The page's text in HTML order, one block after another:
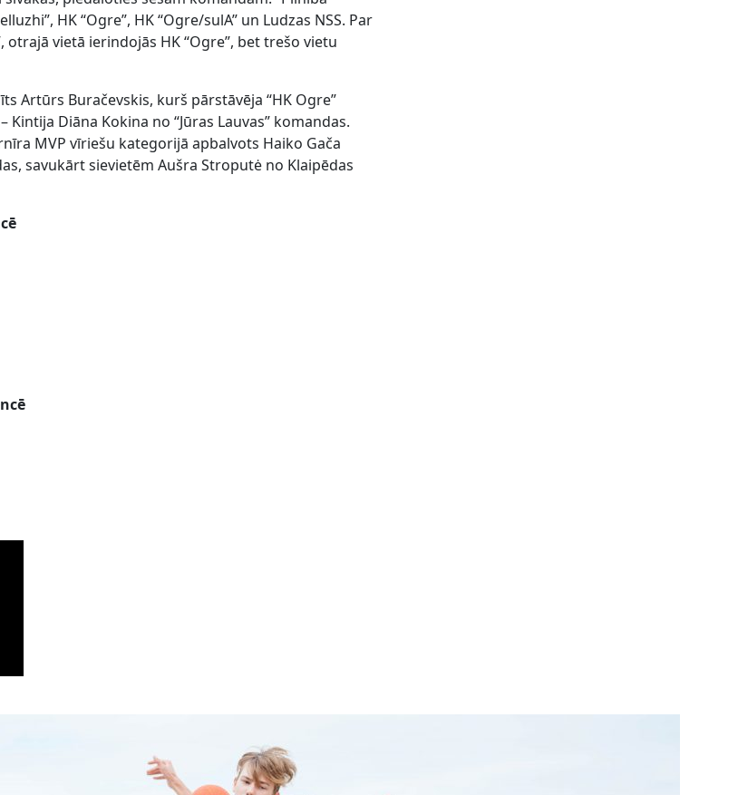
HK “Ogre”, HK “Ogre/sulA” un Ludzas NSS. Par
otrajā vietā ierindojās HK “Ogre”, bet trešo vietu
Artūrs Buračevskis, kurš pārstāvēja “HK Ogre”
Diāna Kokina no “Jūras Lauvas” komandas.
MVP vīriešu kategorijā apbalvots Haiko Gača
savukārt sievietēm Aušra Stroputė no Klaipēdas